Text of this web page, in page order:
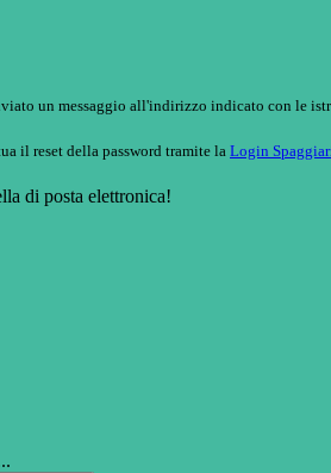
un messaggio all'indirizzo indicato con le
il reset della password tramite la Login
di posta elettronica!